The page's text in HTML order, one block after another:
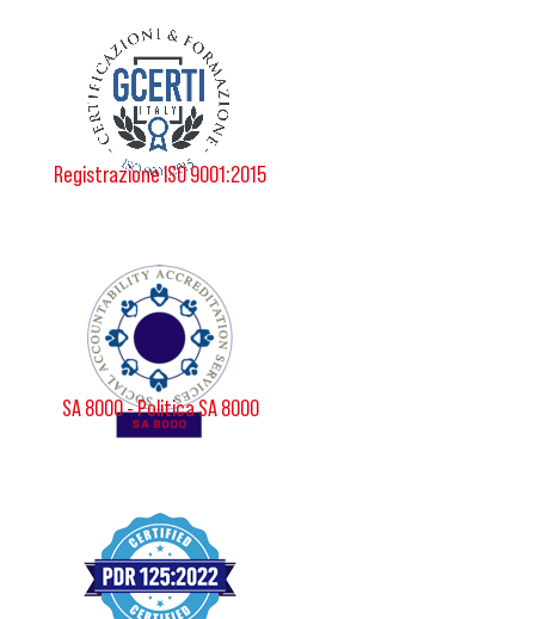
Registrazione ISO 9001:2015
SA 8000 - Politica SA 8000